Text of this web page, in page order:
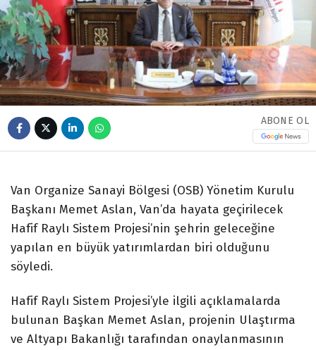
ABONE OL
Van Organize Sanayi Bölgesi (OSB) Yönetim Kurulu
Başkanı Memet Aslan, Van’da hayata geçirilecek
Hafif Raylı Sistem Projesi’nin şehrin geleceğine
yapılan en büyük yatırımlardan biri olduğunu
söyledi.
Hafif Raylı Sistem Projesi’yle ilgili açıklamalarda
bulunan Başkan Memet Aslan, projenin Ulaştırma
ve Altyapı Bakanlığı tarafından onaylanmasının